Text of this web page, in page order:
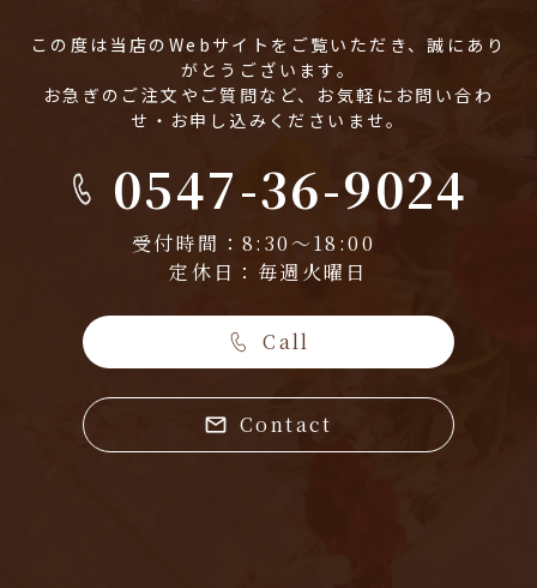
この度は当店のWebサイトをご覧いただき、誠にあり
がとうございます。
お急ぎのご注文やご質問など、お気軽にお問い合わ
せ・お申し込みくださいませ。
0547-36-9024
受付時間：8:30～18:00
定休日：毎週火曜日
Call
Contact